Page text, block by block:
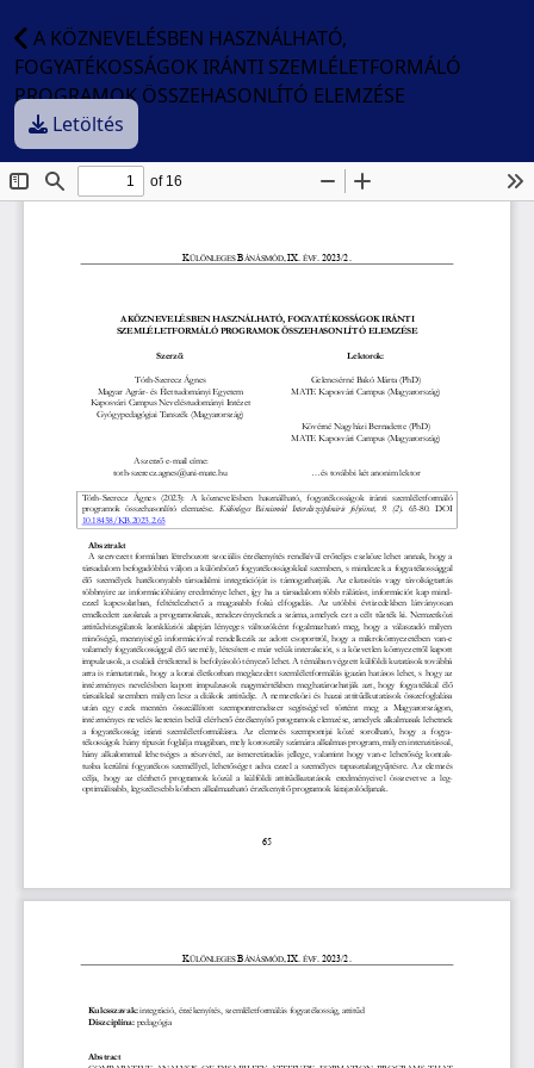
A KÖZNEVELÉSBEN HASZNÁLHATÓ,
FOGYATÉKOSSÁGOK IRÁNTI SZEMLÉLETFORMÁLÓ
PROGRAMOK ÖSSZEHASONLÍTÓ ELEMZÉSE
Letöltés